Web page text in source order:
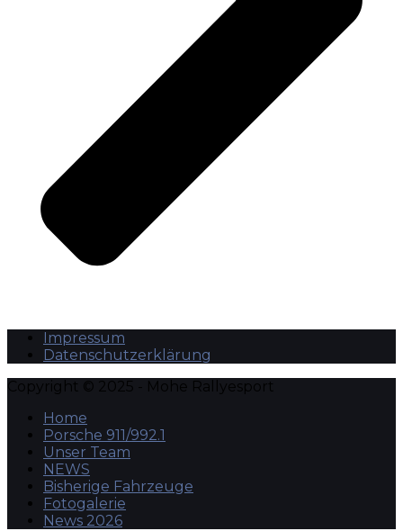
Impressum
Datenschutzerklärung
Copyright © 2025 - Mohe Rallyesport
Home
Porsche 911/992.1
Unser Team
NEWS
Bisherige Fahrzeuge
Fotogalerie
News 2026